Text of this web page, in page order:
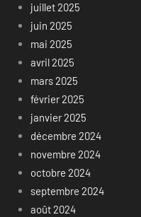
juillet 2025
juin 2025
mai 2025
avril 2025
mars 2025
février 2025
janvier 2025
décembre 2024
novembre 2024
octobre 2024
septembre 2024
août 2024